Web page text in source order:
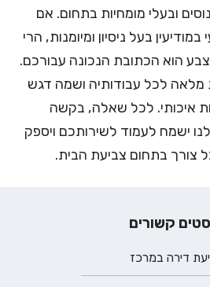
ובעלי מומחיות בתחום. אם
בעל ניסיון ומיומנות, הרי
הוא הכתובת הנכונה עבורכם.
לכל עבודותיה ושמה דגש
איכותי. לכל שאלה, בקשה
ישמח לעמוד לשירותכם ויספק
צורך בתחום צביעת הבית.
קשורים
דירה במרכז